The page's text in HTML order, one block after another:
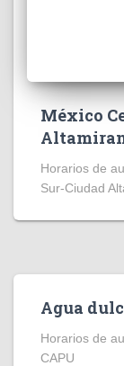
México
Horarios de
Sur-Ciudad
Agua
Horarios de
CAPU